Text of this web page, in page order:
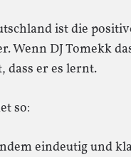
ist die
Wenn DJ Tomekk
dass er es lernt.
so:
eindeutig und